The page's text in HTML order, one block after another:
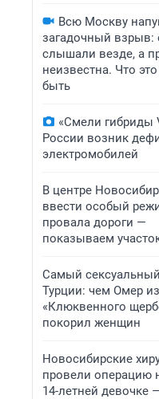
Всю Москву
загадочный взрыв:
слышали везде, а
неизвестна. Что
быть
«Смели гибриды
России возник
электромобилей
В центре
ввести особый
провала дороги —
показываем
Самый
Турции: чем Омер из
«Клюквенного
покорил женщин
Новосибирские
провели операцию
14-летней девочке